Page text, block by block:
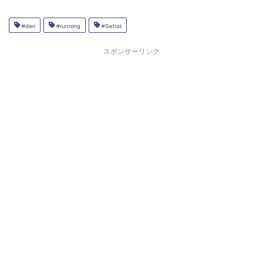
#diet #running #Sehat
スポンサーリンク